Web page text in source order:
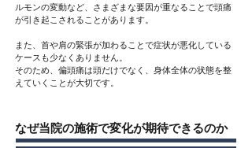
ルモンの変動など、さまざまな要因が重なることで頭痛
が引き起こされることがあります。
また、首や肩の緊張が加わることで症状が悪化している
ケースも少なくありません。
そのため、偏頭痛は頭だけでなく、身体全体の状態を整
えていくことが大切です。
なぜ当院の施術で変化が期待できるのか